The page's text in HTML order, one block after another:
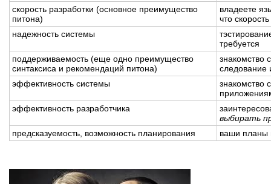
скорость разработки (основное преимущество
питона)
владеете
что
надежность системы
требуется
поддерживаемость (еще одно преимущество
синтаксиса и рекомендаций питона)
знакомство
следование
эффективность системы
знакомство
эффективность разработчика
выбирать
предсказуемость, возможность планирования
ваши планы